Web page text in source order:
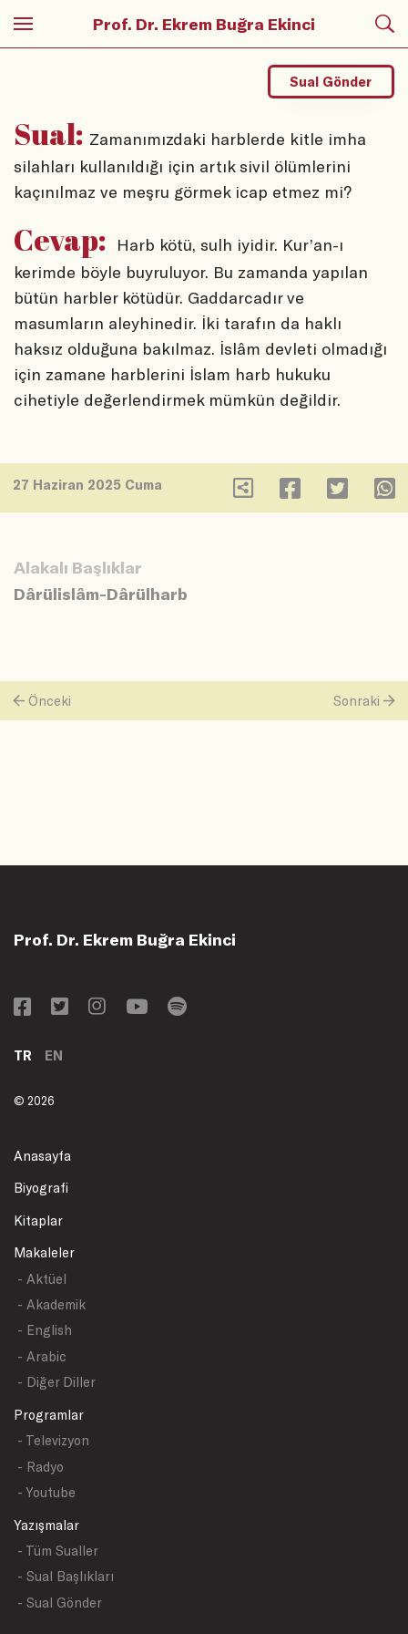
Prof. Dr. Ekrem Buğra Ekinci
Sual: Zamanımızdaki harblerde kitle imha
silahları kullanıldığı için artık sivil ölümlerini
kaçınılmaz ve meşru görmek icap etmez mi?
Sual Gönder
Cevap:
Harb kötü, sulh iyidir. Kur’an-ı
kerimde böyle buyruluyor. Bu zamanda yapılan
bütün harbler kötüdür. Gaddarcadır ve
masumların aleyhinedir. İki tarafın da haklı
haksız olduğuna bakılmaz. İslâm devleti olmadığı
için zamane harblerini İslam harb hukuku
cihetiyle değerlendirmek mümkün değildir.
27 Haziran 2025 Cuma
Alakalı Başlıklar
Dârülislâm-Dârülharb
Önceki Sonraki
Prof. Dr. Ekrem Buğra Ekinci
TR EN
© 2026
Anasayfa
Biyografi
Kitaplar
Makaleler
- Aktüel
- Akademik
- English
- Arabic
- Diğer Diller
Programlar
- Televizyon
- Radyo
- Youtube
Yazışmalar
- Tüm Sualler
- Sual Başlıkları
- Sual Gönder